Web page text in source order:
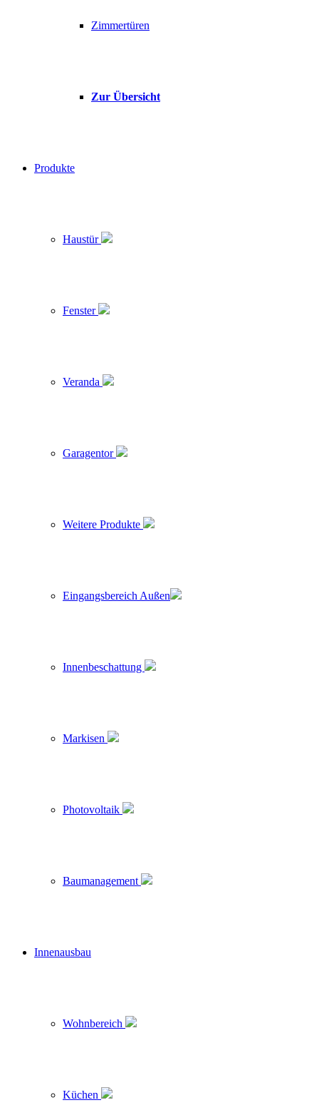
Zimmertüren
Zur Übersicht
Produkte
Haustür
Fenster
Veranda
Garagentor
Weitere Produkte
Eingangsbereich Außen
Innenbeschattung
Markisen
Photovoltaik
Baumanagement
Innenausbau
Wohnbereich
Küchen